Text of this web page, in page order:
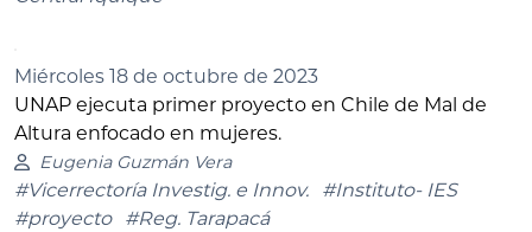
Miércoles 18 de octubre de 2023
UNAP ejecuta primer proyecto en Chile de Mal de
Altura enfocado en mujeres.
Eugenia Guzmán Vera
#Vicerrectoría Investig. e Innov.
#Instituto- IES
#proyecto
#Reg. Tarapacá